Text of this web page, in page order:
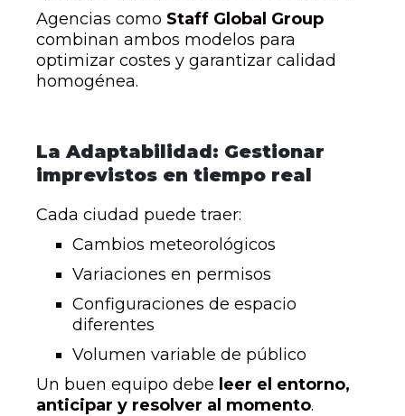
Agencias como Staff Global Group
combinan ambos modelos para
optimizar costes y garantizar calidad
homogénea.
La Adaptabilidad: Gestionar
imprevistos en tiempo real
Cada ciudad puede traer:
Cambios meteorológicos
Variaciones en permisos
Configuraciones de espacio
diferentes
Volumen variable de público
Un buen equipo debe leer el entorno,
anticipar y resolver al momento.